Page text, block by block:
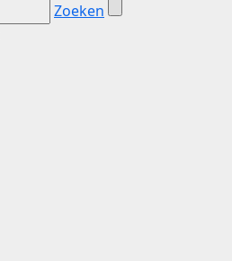
Zoeken